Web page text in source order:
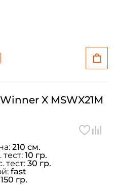
X MSWX21M
210 см.
10 гр.
тест: 30 гр.
fast
150 гр.